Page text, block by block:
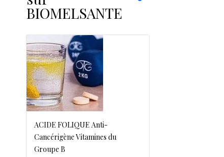
BIOMELSANTE
ACIDE FOLIQUE Anti-
Cancérigène Vitamines du
Groupe B